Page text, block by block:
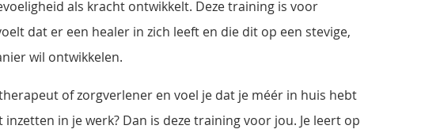
als kracht ontwikkelt. Deze training is voor
dat er een healer in zich leeft en die dit op een stevige,
wil ontwikkelen.
of zorgverlener en voel je dat je méér in huis hebt
inzetten in je werk? Dan is deze training voor jou. Je leert op